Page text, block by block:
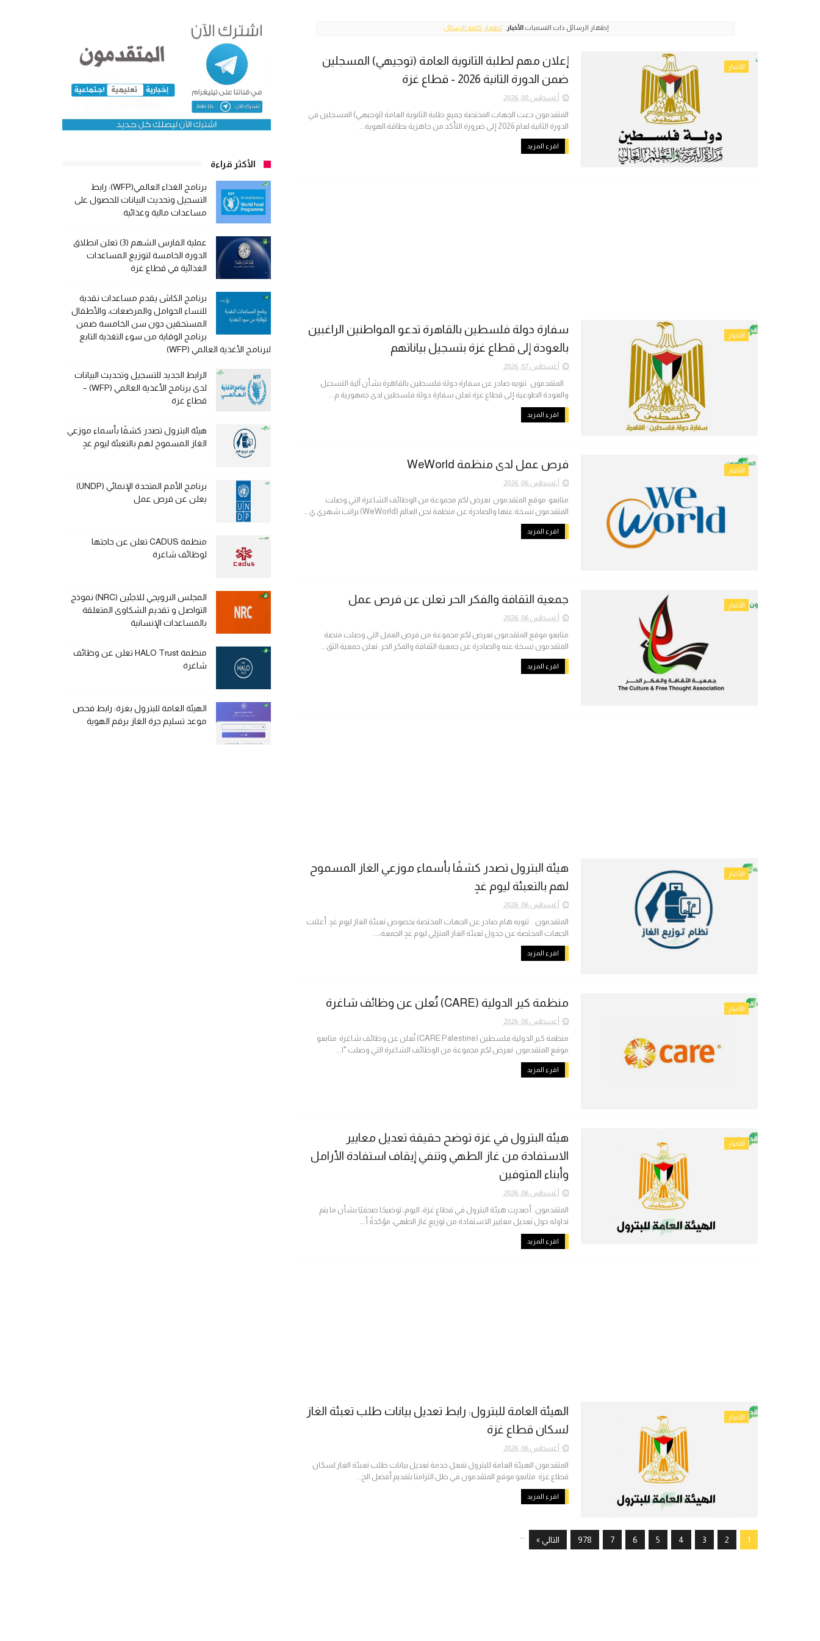
‏إظهار الرسائل ذات التسميات الأخبار إظهار كافة الرسائل
الأخبار
إعلان مهم لطلبة الثانوية العامة (توجيهي) المسجلين
ضمن الدورة الثانية 2026 - قطاع غزة
أغسطس 08, 2026
المتقدمون دعت الجهات المختصة جميع طلبة الثانوية العامة (توجيهي) المسجلين في
الدورة الثانية لعام 2026 إلى ضرورة التأكد من جاهزية بطاقة الهوية...
اقرء المزيد
الأخبار
سفارة دولة فلسطين بالقاهرة تدعو المواطنين الراغبين
بالعودة إلى قطاع غزة بتسجيل بياناتهم
أغسطس 07, 2026
المتقدمون تنويه صادر عن سفارة دولة فلسطين بالقاهرة بشأن آلية التسجيل
والعودة الطوعية إلى قطاع غزة تعلن سفارة دولة فلسطين لدى جمهورية م...
اقرء المزيد
الأخبار فرص عمل لدى منظمة WeWorld
أغسطس 06, 2026
متابعو موقع المتقدمون نعرض لكم مجموعة من الوظائف الشاغرة التي وصلت
المتقدمون نسخة عنها والصادرة عن منظمة نحن العالم (WeWorld) براتب شهري ي...
اقرء المزيد
الأخبار جمعية الثقافة والفكر الحر تعلن عن فرص عمل
أغسطس 06, 2026
متابعو موقع المتقدمون نعرض لكم مجموعة من فرص العمل التي وصلت منصة
المتقدمون نسخة عنه والصادرة عن جمعية الثقافة والفكر الحر. تعلن جمعية الثق...
اقرء المزيد
الأخبار
هيئة البترول تصدر كشفًا بأسماء موزعي الغاز المسموح
لهم بالتعبئة ليوم غدٍ
أغسطس 06, 2026
المتقدمون تنويه هام صادر عن الجهات المختصة بخصوص تعبئة الغاز ليوم غدٍ أعلنت
الجهات المختصة عن جدول تعبئة الغاز المنزلي ليوم غدٍ الجمعة،...
اقرء المزيد
الأخبار منظمة كير الدولية (CARE) تُعلن عن وظائف شاغرة
أغسطس 06, 2026
منظمة كير الدولية فلسطين (CARE Palestine) تُعلن عن وظائف شاغرة متابعو
موقع المتقدمون نعرض لكم مجموعة من الوظائف الشاغرة التي وصلت "ا...
اقرء المزيد
الأخبار
هيئة البترول في غزة توضح حقيقة تعديل معايير
الاستفادة من غاز الطهي وتنفي إيقاف استفادة الأرامل
وأبناء المتوفين
أغسطس 06, 2026
المتقدمون أصدرت هيئة البترول في قطاع غزة، اليوم، توضيحًا صحفيًا بشأن ما يتم
تداوله حول تعديل معايير الاستفادة من توزيع غاز الطهي، مؤكدةً أ...
اقرء المزيد
الأخبار
الهيئة العامة للبترول: رابط تعديل بيانات طلب تعبئة الغاز
لسكان قطاع غزة
أغسطس 06, 2026
المتقدمون الهيئة العامة للبترول تفعل خدمة تعديل بيانات طلب تعبئة الغاز لسكان
قطاع غزة متابعو موقع المتقدمون في ظل التزامنا بتقديم أفضل الخ...
اقرء المزيد
1
2
3
4
5
6
7
978 التالي »
الأكثر قراءة
برنامج الغذاء العالمي(WFP): رابط
التسجيل وتحديث البيانات للحصول على
مساعدات مالية وغذائية
عملية الفارس الشهم (3) تعلن انطلاق
الدورة الخامسة لتوزيع المساعدات
الغذائية في قطاع غزة
برنامج الكاش يقدم مساعدات نقدية
للنساء الحوامل والمرضعات، والأطفال
المستحقين دون سن الخامسة ضمن
برنامج الوقاية من سوء التغذية التابع
لبرنامج الأغذية العالمي (WFP)
الرابط الجديد للتسجيل وتحديث البيانات
لدى برنامج الأغذية العالمي (WFP) –
قطاع غزة
هيئة البترول تصدر كشفًا بأسماء موزعي
الغاز المسموح لهم بالتعبئة ليوم غدٍ
برنامج الأمم المتحدة الإنمائي (UNDP)
يعلن عن فرص عمل
منظمة CADUS تعلن عن حاجتها
لوظائف شاغرة
المجلس النرويجي للاجئين (NRC) نموذج
التواصل و تقديم الشكاوى المتعلقة
بالمساعدات الإنسانية
منظمة HALO Trust تعلن عن وظائف
شاغرة
الهيئة العامة للبترول بغزة: رابط فحص
موعد تسليم جرة الغاز برقم الهوية